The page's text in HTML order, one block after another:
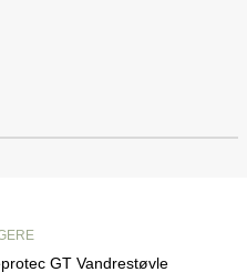
GT Vandrestøvle